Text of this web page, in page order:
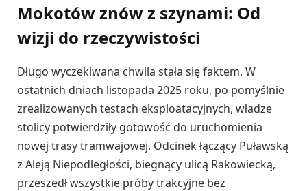
Mokotów znów z szynami: Od
wizji do rzeczywistości
Długo wyczekiwana chwila stała się faktem. W
ostatnich dniach listopada 2025 roku, po pomyślnie
zrealizowanych testach eksploatacyjnych, władze
stolicy potwierdziły gotowość do uruchomienia
nowej trasy tramwajowej. Odcinek łączący Puławską
z Aleją Niepodległości, biegnący ulicą Rakowiecką,
przeszedł wszystkie próby trakcyjne bez